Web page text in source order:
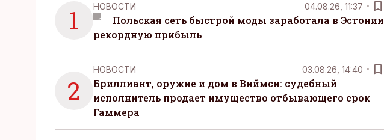
1 НОВОСТИ 04.08.26, 11:37
Польская сеть быстрой моды заработала в Эстонии
рекордную прибыль
2
НОВОСТИ 03.08.26, 14:40
Бриллиант, оружие и дом в Виймси: судебный
исполнитель продает имущество отбывающего срок
Гаммера